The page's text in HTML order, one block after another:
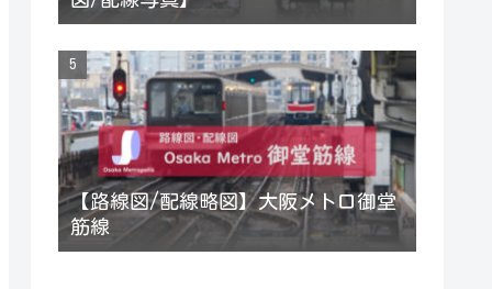
【路線図/配線略図】大阪メトロ御堂
筋線